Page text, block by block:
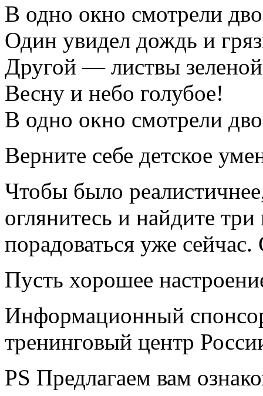
В одно окно смотрели
Один увидел дождь и
Другой — листвы зеленой
Весну и небо голубое!
В одно окно смотрели
Верните себе детское
Чтобы было
оглянитесь и найдите
порадоваться уже сейчас.
Пусть хорошее
Информационный
тренинговый центр
PS Предлагаем вам